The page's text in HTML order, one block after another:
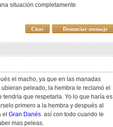
situación completamente
Denunciar mensaje
Citar
el macho, ya que en las manadas
peleado, la hembra le reclamó el
tendría que respetarla. Yo lo que haría es
primero a la hembra y después al
Gran Danés así con todo cuando le
mas peleas.